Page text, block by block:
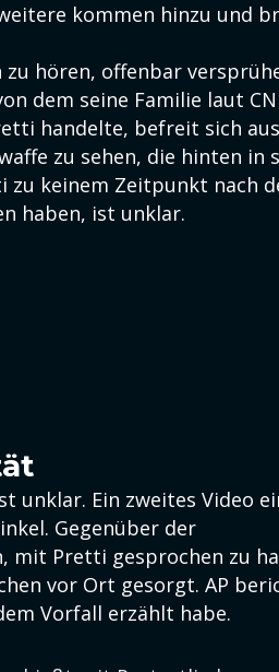
kommen hinzu und
hören, offenbar
dem seine Familie laut
handelte, befreit sich
zu sehen, die hinten in
keinem Zeitpunkt nach
haben, ist unklar.
unklar. Ein zweites Video
Gegenüber der
mit Pretti gesprochen zu
vor Ort gesorgt. AP
Vorfall erzählt habe.